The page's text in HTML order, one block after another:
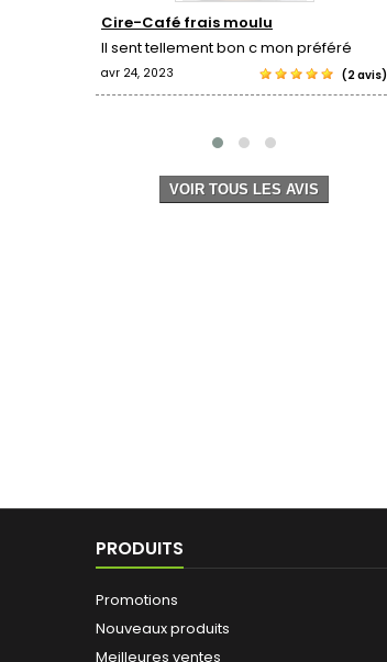
Cire-Café frais moulu
Il sent tellement bon c mon préféré
avr 24, 2023 (2 avis)
VOIR TOUS LES AVIS
PRODUITS
Promotions
Nouveaux produits
Meilleures ventes